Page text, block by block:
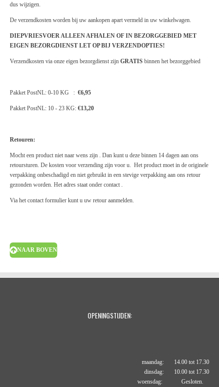
dus wijzigen.
De verzendkosten worden bij uw aankopen apart vermeld in uw winkelwagen.
DIEPVRIESVOER ALLEEN AFHALEN OF IN BEZORGGEBIED MET
EIGEN BEZORGDIENST LET OP BIJ VERZENDOPTIES!
Verzendkosten via onze eigen bezorgdienst zijn GRATIS binnen het bezorggebied
Pakket PostNL: 0-10 KG : €6,95
Pakket PostNL: 10 - 23 KG: €13,20
Retouren:
Mocht een product niet naar wens zijn . Dan kunt u deze binnen 14 dagen aan ons
retoursturen. De kosten voor verzending zijn voor u. Het product moet in de originele
verpakking onbeschadigd en niet gebruikt in een stevige verpakking aan ons retour
gezonden worden. Het adres staat onder contact .
Via het contact formulier kunt u uw retour aanmelden.
NAAR BOVEN
OPENINGSTIJDEN:
maandag: 14.00 tot 17.30
dinsdag: 10.00 tot 17.30
woensdag: Gesloten.